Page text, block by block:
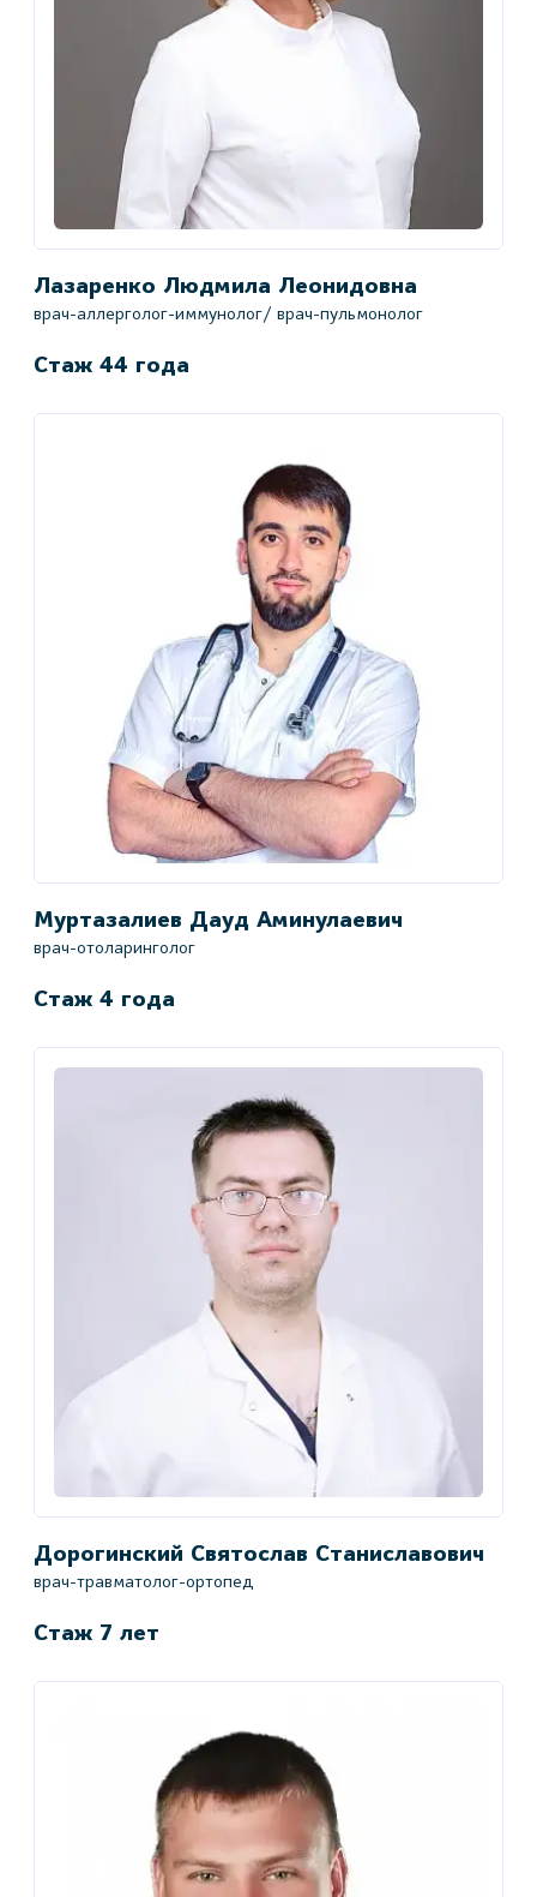
Лазаренко Людмила Леонидовна
врач-аллерголог-иммунолог/ врач-пульмонолог
Стаж 44 года
Муртазалиев Дауд Аминулаевич
врач-отоларинголог
Стаж 4 года
Дорогинский Святослав Станиславович
врач-травматолог-ортопед
Стаж 7 лет